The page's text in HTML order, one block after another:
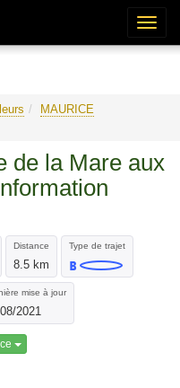
MAURICE
de la Mare aux
Distance
8.5 km
Type de trajet
mise à jour
2021